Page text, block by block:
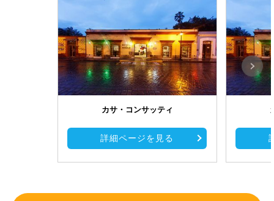
カサ・コンサッティ
詳細ページを見る